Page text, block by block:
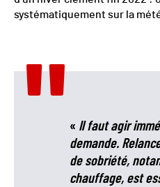
systématiquement sur la
« Il faut agir
demande.
de sobriété,
chauffage, est